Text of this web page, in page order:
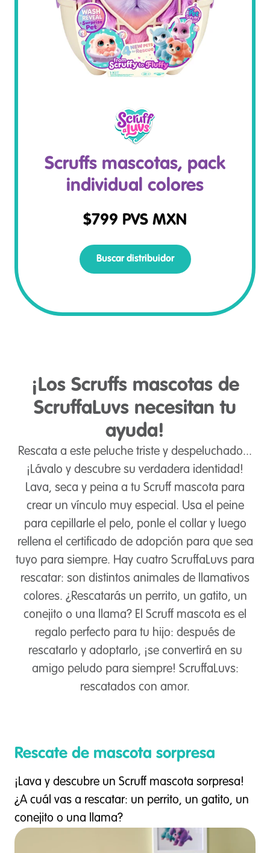
Scruffs mascotas, pack
individual colores
$799 PVS MXN
Buscar distribuidor
¡Los Scruffs mascotas de
ScruffaLuvs necesitan tu
ayuda!
Rescata a este peluche triste y despeluchado...
¡Lávalo y descubre su verdadera identidad!
Lava, seca y peina a tu Scruff mascota para
crear un vínculo muy especial. Usa el peine
para cepillarle el pelo, ponle el collar y luego
rellena el certificado de adopción para que sea
tuyo para siempre. Hay cuatro ScruffaLuvs para
rescatar: son distintos animales de llamativos
colores. ¿Rescatarás un perrito, un gatito, un
conejito o una llama? El Scruff mascota es el
regalo perfecto para tu hijo: después de
rescatarlo y adoptarlo, ¡se convertirá en su
amigo peludo para siempre! ScruffaLuvs:
rescatados con amor.
Rescate de mascota sorpresa
¡Lava y descubre un Scruff mascota sorpresa!
¿A cuál vas a rescatar: un perrito, un gatito, un
conejito o una llama?